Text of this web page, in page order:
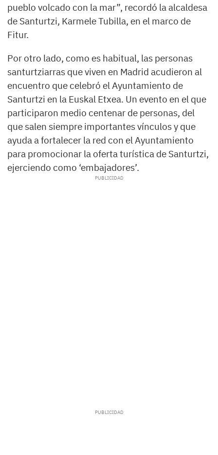
pueblo volcado con la mar”, recordó la alcaldesa
de Santurtzi, Karmele Tubilla, en el marco de
Fitur.
Por otro lado, como es habitual, las personas
santurtziarras que viven en Madrid acudieron al
encuentro que celebró el Ayuntamiento de
Santurtzi en la Euskal Etxea. Un evento en el que
participaron medio centenar de personas, del
que salen siempre importantes vínculos y que
ayuda a fortalecer la red con el Ayuntamiento
para promocionar la oferta turística de Santurtzi,
ejerciendo como ‘embajadores’.